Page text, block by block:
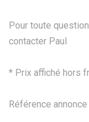
Pour toute
contacter Paul
* Prix affiché hors
Référence annonce